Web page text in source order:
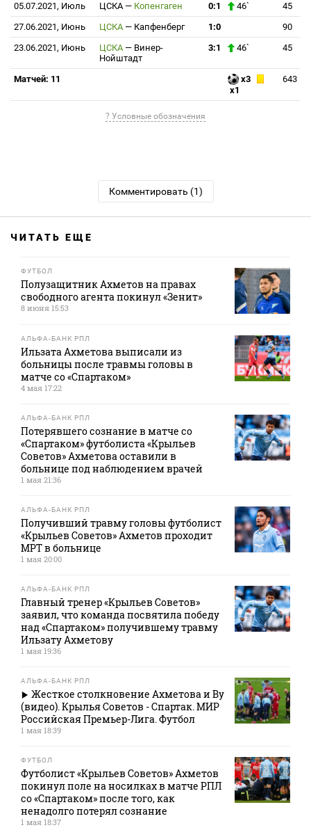
05.07.2021, Июль ЦСКА — Копенгаген 0:1 46`
45
27.06.2021, Июнь
ЦСКА — Капфенберг 1:0
90
23.06.2021, Июнь
ЦСКА — Винер-
Нойштадт
3:1 46` 45
Матчей: 11
x3
x1
643
? Условные обозначения
Комментировать (1)
ЧИТАТЬ ЕЩЕ
ФУТБОЛ
Полузащитник Ахметов на правах
свободного агента покинул «Зенит»
8 июня 15:53
АЛЬФА-БАНК РПЛ
Ильзата Ахметова выписали из
больницы после травмы головы в
матче со «Спартаком»
4 мая 17:22
АЛЬФА-БАНК РПЛ
Потерявшего сознание в матче со
«Спартаком» футболиста «Крыльев
Советов» Ахметова оставили в
больнице под наблюдением врачей
1 мая 21:36
АЛЬФА-БАНК РПЛ
Получивший травму головы футболист
«Крыльев Советов» Ахметов проходит
МРТ в больнице
1 мая 20:00
АЛЬФА-БАНК РПЛ
Главный тренер «Крыльев Советов»
заявил, что команда посвятила победу
над «Спартаком» получившему травму
Ильзату Ахметову
1 мая 19:36
АЛЬФА-БАНК РПЛ
Жесткое столкновение Ахметова и Ву
(видео). Крылья Советов - Спартак. МИР
Российская Премьер-Лига. Футбол
1 мая 18:39
ФУТБОЛ
Футболист «Крыльев Советов» Ахметов
покинул поле на носилках в матче РПЛ
со «Спартаком» после того, как
ненадолго потерял сознание
1 мая 18:37